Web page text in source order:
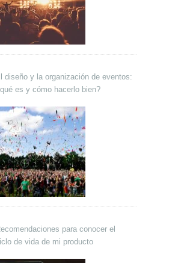
diseño y la organización de eventos:
es y cómo hacerlo bien?
para conocer el
de vida de mi producto